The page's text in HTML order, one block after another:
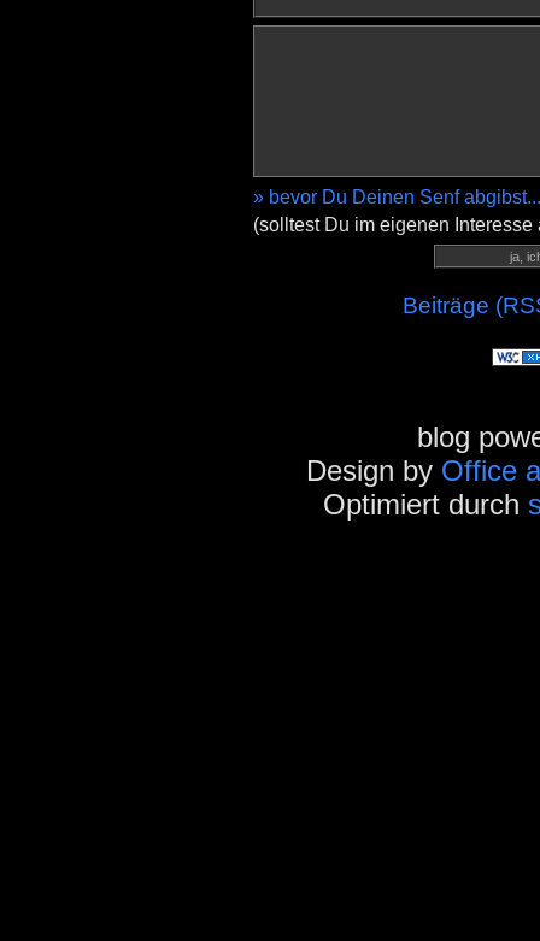
» bevor Du Deinen Senf abgibst...
(solltest Du im eigenen
Beiträge
blog
Design by Office
Optimiert durch